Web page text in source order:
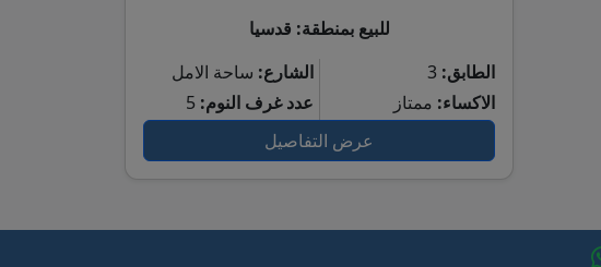
للبيع بمنطقة: قدسيا
الشارع: ساحة الامل
عدد غرف النوم:
الطابق:
الاكساء: ممتاز
عرض التفاصيل